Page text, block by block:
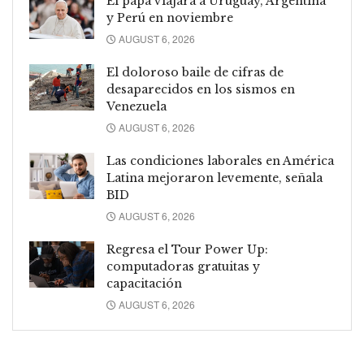
y Perú en noviembre
AUGUST 6, 2026
El doloroso baile de cifras de
desaparecidos en los sismos en
Venezuela
AUGUST 6, 2026
Las condiciones laborales en América
Latina mejoraron levemente, señala
BID
AUGUST 6, 2026
Regresa el Tour Power Up:
computadoras gratuitas y
capacitación
AUGUST 6, 2026